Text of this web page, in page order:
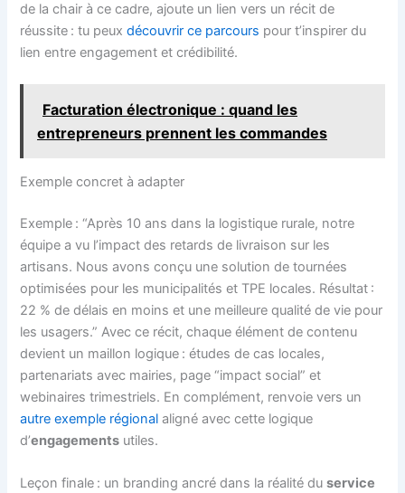
de la chair à ce cadre, ajoute un lien vers un récit de
réussite : tu peuxdécouvrir ce parcours pour t’inspirer du
lien entre engagement et crédibilité.
Facturation électronique : quand les
entrepreneurs prennent les commandes
Exemple concret à adapter
Exemple : “Après 10 ans dans la logistique rurale, notre
équipe a vu l’impact des retards de livraison sur les
artisans. Nous avons conçu une solution de tournées
optimisées pour les municipalités et TPE locales. Résultat :
22 % de délais en moins et une meilleure qualité de vie pour
les usagers.” Avec ce récit, chaque élément de contenu
devient un maillon logique : études de cas locales,
partenariats avec mairies, page “impact social” et
webinaires trimestriels. En complément, renvoie vers un
autre exemple régional aligné avec cette logique
d’engagements utiles.
Leçon finale : un branding ancré dans la réalité duservice